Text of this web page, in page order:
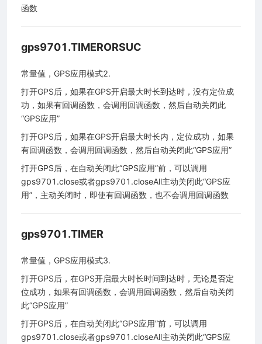
函数
gps9701.TIMERORSUC
常量值，GPS应用模式2.
打开GPS后，如果在GPS开启最大时长到达时，没有定位成
功，如果有回调函数，会调用回调函数，然后自动关闭此
“GPS应用”
打开GPS后，如果在GPS开启最大时长内，定位成功，如果
有回调函数，会调用回调函数，然后自动关闭此“GPS应用”
打开GPS后，在自动关闭此“GPS应用”前，可以调用
gps9701.close或者gps9701.closeAll主动关闭此“GPS应
用”，主动关闭时，即使有回调函数，也不会调用回调函数
gps9701.TIMER
常量值，GPS应用模式3.
打开GPS后，在GPS开启最大时长时间到达时，无论是否定
位成功，如果有回调函数，会调用回调函数，然后自动关闭
此“GPS应用”
打开GPS后，在自动关闭此“GPS应用”前，可以调用
gps9701.close或者gps9701.closeAll主动关闭此“GPS应